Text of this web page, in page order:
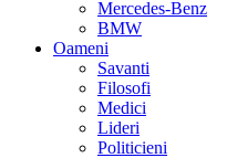
Mercedes-Benz
BMW
Oameni
Savanti
Filosofi
Medici
Lideri
Politicieni